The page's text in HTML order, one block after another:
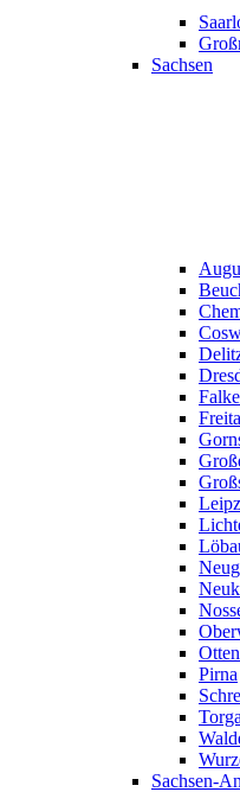
Sachsen
Pirna
Sachsen-